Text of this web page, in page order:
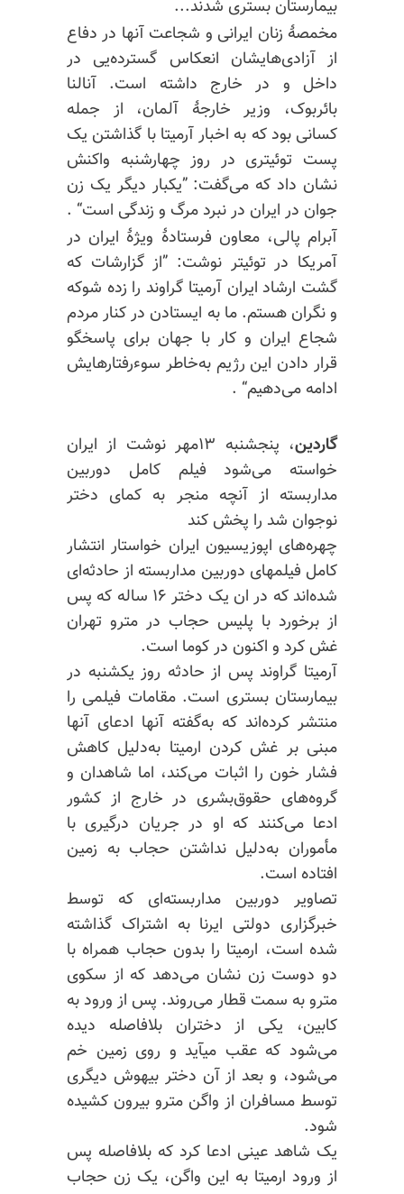
بیمارستان بستری شدند...
مخمصهٔ زنان ایرانی و شجاعت آنها در دفاع
از آزادی‌هایشان انعکاس گسترده‌یی در
داخل و در خارج داشته است. آنالنا
بائربوک، وزیر خارجهٔ آلمان، از جمله
کسانی بود که به اخبار آرمیتا با گذاشتن یک
پست توئیتری در روز چهارشنبه واکنش
نشان داد که می‌گفت: ”یکبار دیگر یک زن
جوان در ایران در نبرد مرگ و زندگی است“ .
آبرام پالی، معاون فرستادهٔ ویژهٔ ایران در
آمریکا در توئیتر نوشت: ”از گزارشات که
گشت ارشاد ایران آرمیتا گراوند را زده شوکه
و نگران هستم. ما به ایستادن در کنار مردم
شجاع ایران و کار با جهان برای پاسخگو
قرار دادن این رژیم به‌خاطر سوءرفتارهایش
ادامه می‌دهیم“ .
گاردین
، پنجشنبه ۱۳مهر نوشت از ایران
خواسته می‌شود فیلم کامل دوربین
مداربسته از آنچه منجر به کمای دختر
نوجوان شد را پخش کند
چهره‌های اپوزیسیون ایران خواستار انتشار
کامل فیلمهای دوربین مداربسته از حادثه‌ای
شده‌اند که در ان یک دختر ۱۶ ساله که پس
از برخورد با پلیس حجاب در مترو تهران
غش کرد و اکنون در کوما است.
آرمیتا گراوند پس از حادثه روز یکشنبه در
بیمارستان بستری است. مقامات فیلمی را
منتشر کرده‌اند که به‌گفته آنها ادعای آنها
مبنی بر غش کردن ارمیتا به‌دلیل کاهش
فشار خون را اثبات می‌کند، اما شاهدان و
گروه‌های حقوق‌بشری در خارج از کشور
ادعا می‌کنند که او در جریان درگیری با
مأموران به‌دلیل نداشتن حجاب به زمین
افتاده است.
تصاویر دوربین مداربسته‌ای که توسط
خبرگزاری دولتی ایرنا به اشتراک گذاشته
شده است، ارمیتا را بدون حجاب همراه با
دو دوست زن نشان می‌دهد که از سکوی
مترو به سمت قطار می‌روند. پس از ورود به
کابین، یکی از دختران بلافاصله دیده
می‌شود که عقب میآید و روی زمین خم
می‌شود، و بعد از آن دختر بیهوش دیگری
توسط مسافران از واگن مترو بیرون کشیده
شود.
یک شاهد عینی ادعا کرد که بلافاصله پس
از ورود ارمیتا به این واگن، یک زن حجاب